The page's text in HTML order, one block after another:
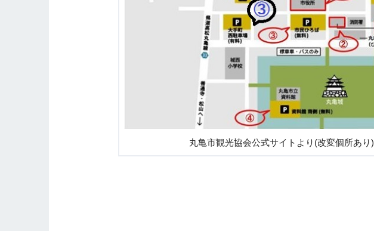
丸亀市観光協会公式サイトより(改変個所あり)